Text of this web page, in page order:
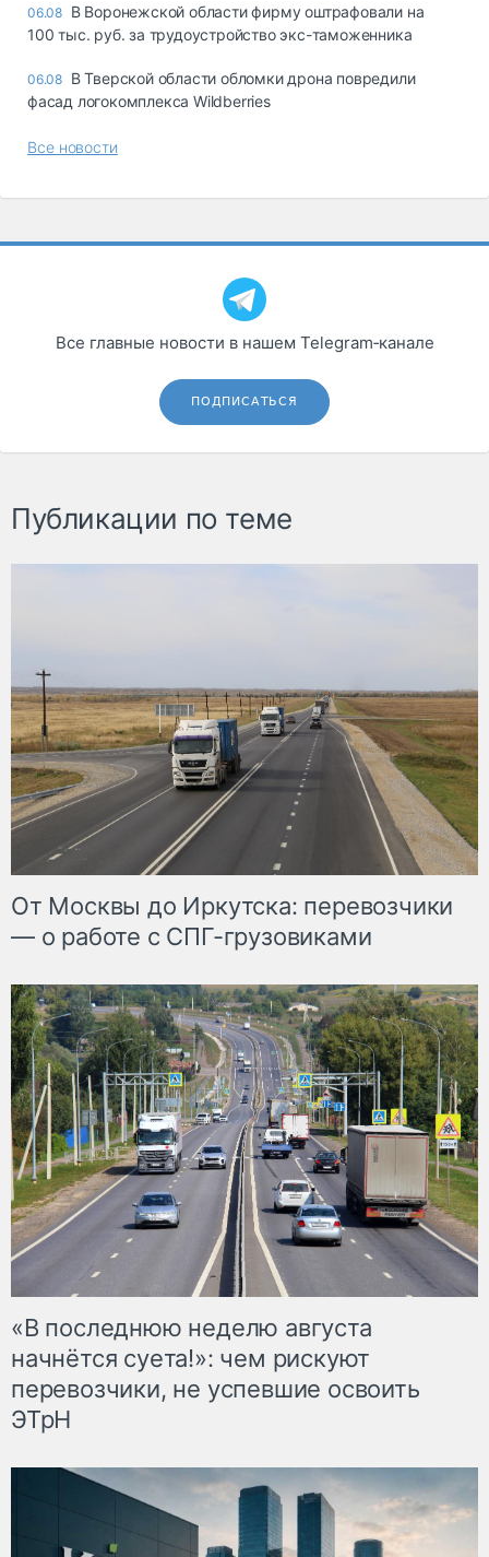
06.08 В Воронежской области фирму оштрафовали на
100 тыс. руб. за трудоустройство экс-таможенника
06.08 В Тверской области обломки дрона повредили
фасад логокомплекса Wildberries
Все новости
Все главные новости в нашем Telegram‑канале
ПОДПИСАТЬСЯ
Публикации по теме
От Москвы до Иркутска: перевозчики
— о работе с СПГ-грузовиками
«В последнюю неделю августа
начнётся суета!»: чем рискуют
перевозчики, не успевшие освоить
ЭТрН